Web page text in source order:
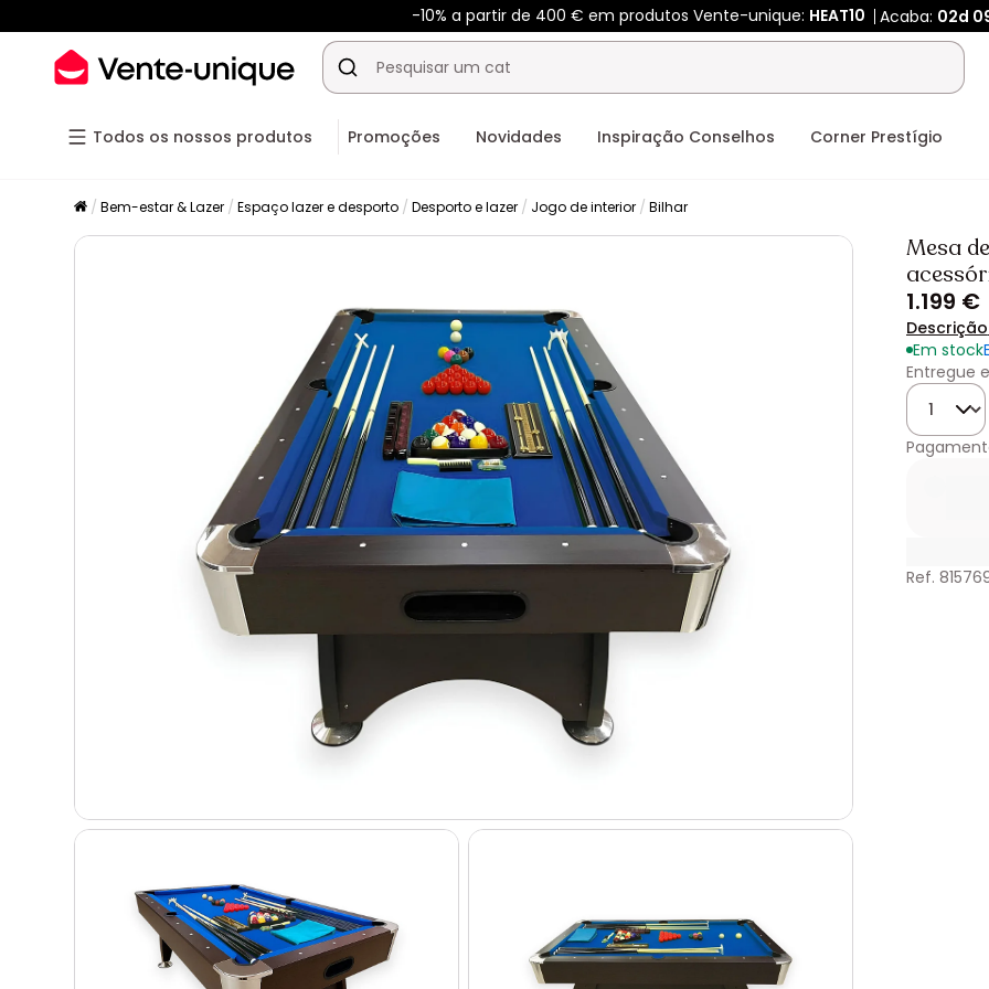
-10% a partir de 400 € em produtos Vente-unique: HEAT10 Acaba: 02d
Todos os nossos produtos Promoções Novidades Inspiração Conselhos Corner Prestígio
Bem-estar & Lazer Espaço lazer e desporto Desporto e lazer Jogo de interior Bilhar
Mesa
1.199 €
Descrição
Em stock
Entregue
Ref.